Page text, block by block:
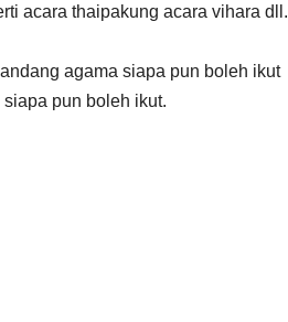
acara thaipakung acara vihara dll.
agama siapa pun boleh ikut
pun boleh ikut.